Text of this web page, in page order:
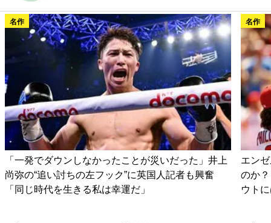
名作
「一発でダウンしなかったことが災いだった」井上
尚弥の“追い討ちの左フック”に英国人記者も興奮
「同じ時代を生きる私は幸運だ」
名作
エン
のか
ウト